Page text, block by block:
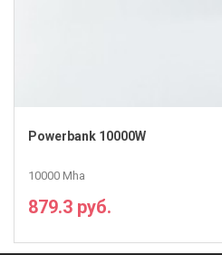
Powerbank 10000W
10000 Mha
879.3 руб.